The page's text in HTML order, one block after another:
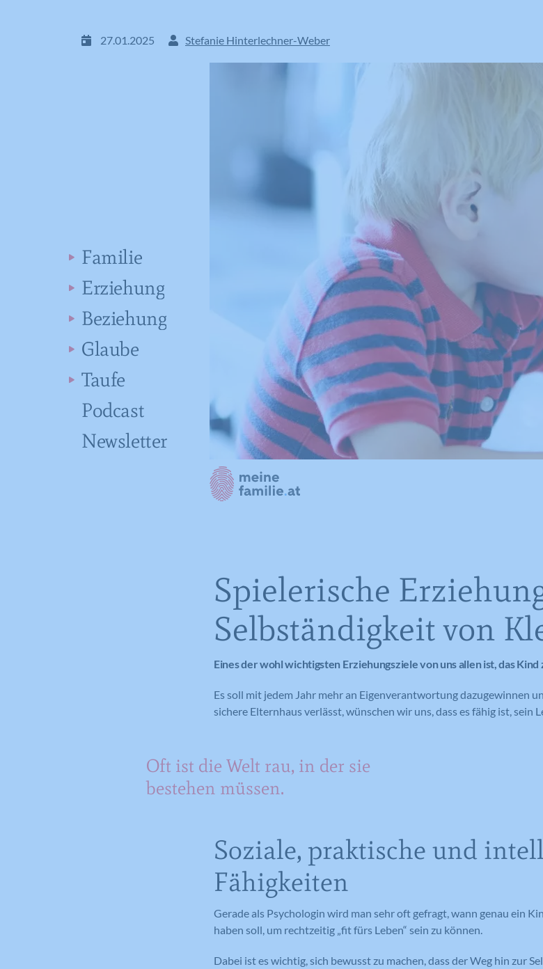
27.01.2025 Stefanie Hinterlechner-Weber
Familie
Erziehung
Beziehung
Glaube
Taufe
Podcast
Newsletter
Spielerische
Selbständigkeit von
Eines der wohl wichtigsten Erziehungsziele von uns allen ist, das
Es soll mit jedem Jahr mehr an Eigenverantwortung dazugewinnen
sichere Elternhaus verlässt, wünschen wir uns, dass es fähig ist, sein
Oft ist die Welt rau, in der sie
bestehen müssen.
Soziale, praktische und
Fähigkeiten
Gerade als Psychologin wird man sehr oft gefragt, wann genau ein
haben soll, um rechtzeitig „fit fürs Leben“ sein zu können.
Dabei ist es wichtig, sich bewusst zu machen, dass der Weg hin zur